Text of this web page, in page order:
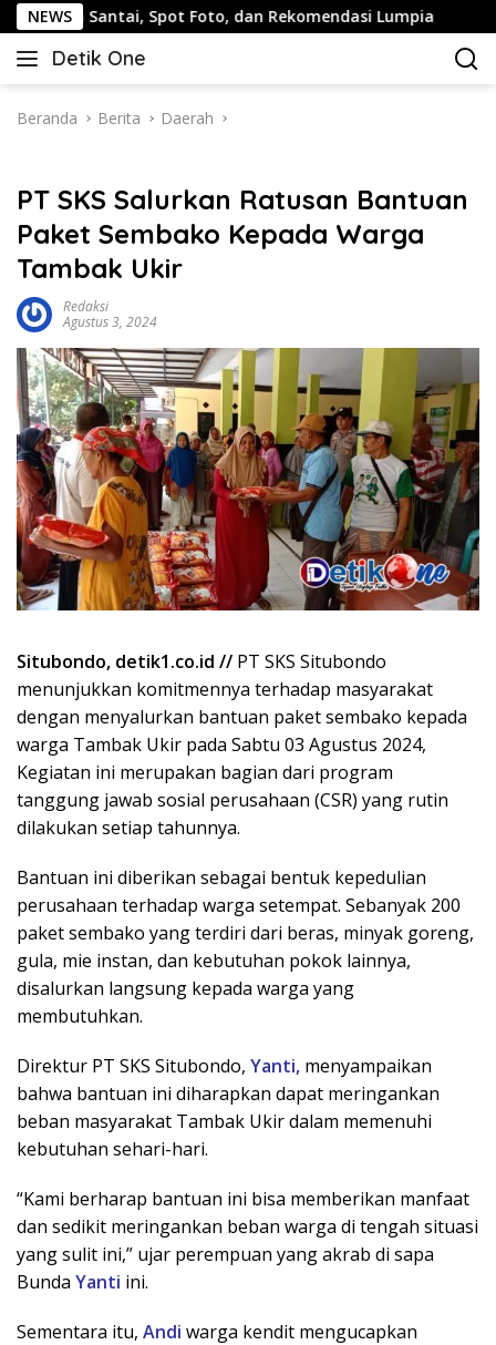
Langsung
ke
konten
NEWS
Spot Foto, dan Rekomendasi Lumpia Panduan
Detik One
Tajam
Fakta
Beranda Berita Daerah
PT SKS Salurkan Ratusan Bantuan
Paket Sembako Kepada Warga
Tambak Ukir
Redaksi
Agustus 3, 2024
Situbondo, detik1.co.id // PT SKS Situbondo
menunjukkan komitmennya terhadap masyarakat
dengan menyalurkan bantuan paket sembako kepada
warga Tambak Ukir pada Sabtu 03 Agustus 2024,
Kegiatan ini merupakan bagian dari program
tanggung jawab sosial perusahaan (CSR) yang rutin
dilakukan setiap tahunnya.
Bantuan ini diberikan sebagai bentuk kepedulian
perusahaan terhadap warga setempat. Sebanyak 200
paket sembako yang terdiri dari beras, minyak goreng,
gula, mie instan, dan kebutuhan pokok lainnya,
disalurkan langsung kepada warga yang
membutuhkan.
Direktur PT SKS Situbondo, Yanti, menyampaikan
bahwa bantuan ini diharapkan dapat meringankan
beban masyarakat Tambak Ukir dalam memenuhi
kebutuhan sehari-hari.
“Kami berharap bantuan ini bisa memberikan manfaat
dan sedikit meringankan beban warga di tengah situasi
yang sulit ini,” ujar perempuan yang akrab di sapa
Bunda Yanti ini.
Sementara itu, Andi warga kendit mengucapkan